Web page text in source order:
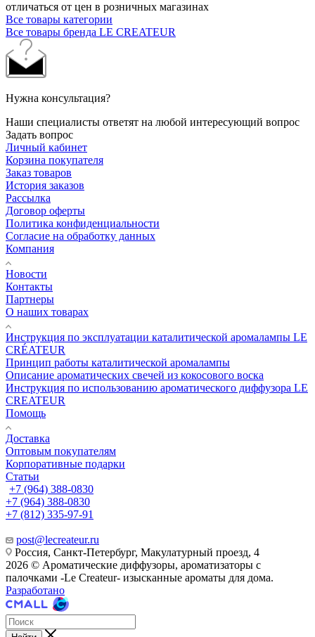
отличаться от цен в розничных магазинах
Все товары категории
Все товары бренда LE CREATEUR
Нужна консультация?
Наши специалисты ответят на любой интересующий вопрос
Задать вопрос
Личный кабинет
Корзина покупателя
Заказ товаров
История заказов
Рассылка
Договор оферты
Политика конфиденциальности
Согласие на обработку данных
Компания
Новости
Контакты
Партнеры
О наших товарах
Инструкция по эксплуатации каталитической аромалампы LE
CRÉATEUR
Принцип работы каталитической аромалампы
Описание ароматических свечей из кокосового воска
Инструкция по использованию ароматического диффузора LE
CREATEUR
Помощь
Доставка
Оптовым покупателям
Корпоративные подарки
Статьи
+7 (964) 388-0830
+7 (964) 388-0830
+7 (812) 335-97-91
post@lecreateur.ru
Россия, Санкт-Петербург, Макулатурный проезд, 4
2026 © Ароматические диффузоры, ароматизаторы с
палочками -Le Createur- изысканные ароматы для дома.
Разработано